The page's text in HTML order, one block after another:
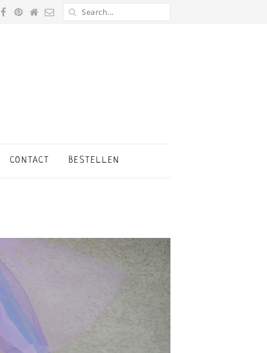
CONTACT BESTELLEN